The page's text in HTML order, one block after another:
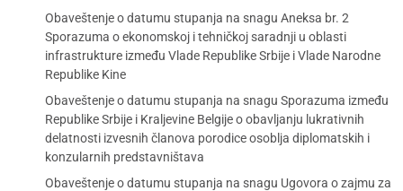
Obaveštenje o datumu stupanja na snagu Aneksa br. 2
Sporazuma o ekonomskoj i tehničkoj saradnji u oblasti
infrastrukture između Vlade Republike Srbije i Vlade Narodne
Republike Kine
Obaveštenje o datumu stupanja na snagu Sporazuma između
Republike Srbije i Kraljevine Belgije o obavljanju lukrativnih
delatnosti izvesnih članova porodice osoblja diplomatskih i
konzularnih predstavništava
Obaveštenje o datumu stupanja na snagu Ugovora o zajmu za